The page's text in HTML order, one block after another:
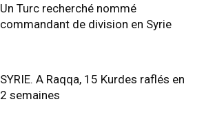
Un Turc recherché nommé
commandant de division en Syrie
SYRIE. A Raqqa, 15 Kurdes raflés en
2 semaines